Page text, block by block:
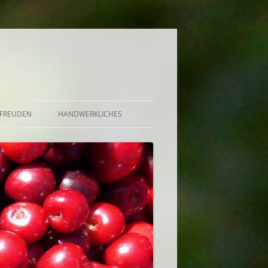
GELEE, GRÜTZE,
AUFGESETZTER
BOWLE U.A.
SAUCE, BUTTER
HANDWERKLICHES